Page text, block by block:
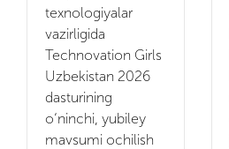
Aloqalar
Vakansiyalar
texnologiyalar
vazirligida
Technovation Girls
Uzbekistan 2026
dasturining
o‘ninchi, yubiley
mavsumi ochilish